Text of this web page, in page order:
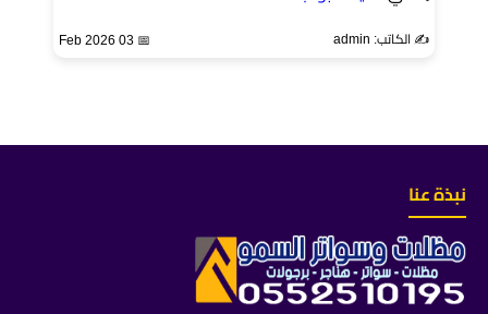
✍️ الكاتب: admin 📅 03 Feb 2026
نبذة عنا